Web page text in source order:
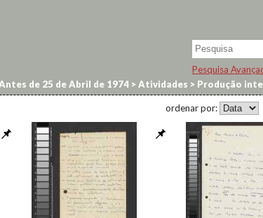
Pesquisa
de 25 de Abril de 1974 >Atividades > Produção
ordenar por: